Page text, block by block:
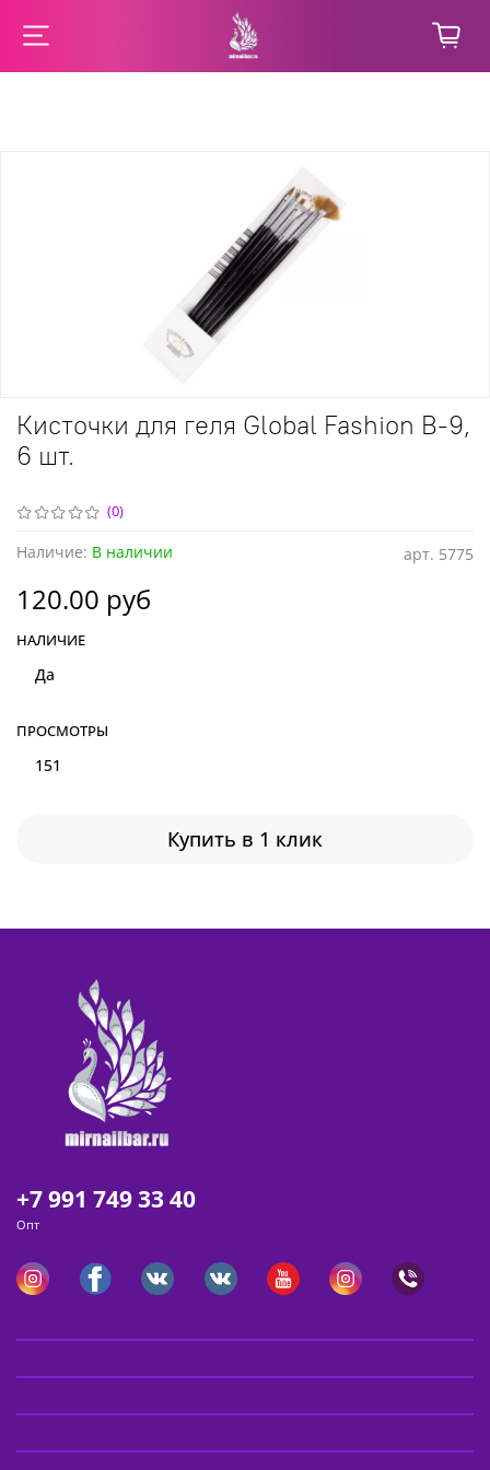
(0)
арт. 5775
Наличие: В наличии
Кисточки для геля Global Fashion B-9,
6 шт.
120.00 руб
Купить в 1 клик
НАЛИЧИЕ
Да
ПРОСМОТРЫ
151
+7 991 749 33 40
Опт